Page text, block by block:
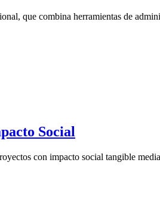
que combina herramientas de
Social
con impacto social tangible